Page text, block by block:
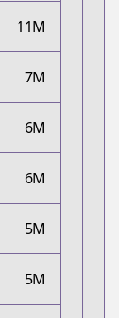
11M
7M
6M
6M
5M
5M